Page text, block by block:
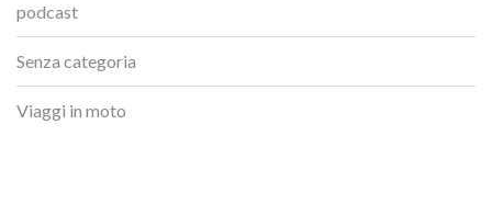
podcast
Senza categoria
Viaggi in moto